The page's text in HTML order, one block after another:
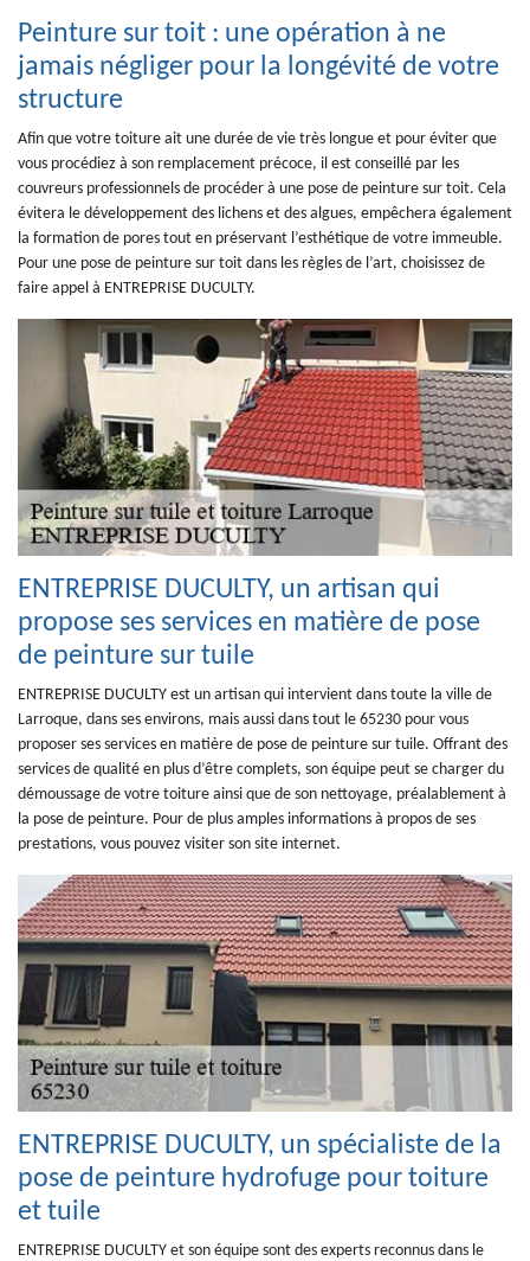
Peinture sur toit : une opération à ne
jamais négliger pour la longévité de votre
structure
Afin que votre toiture ait une durée de vie très longue et pour éviter que
vous procédiez à son remplacement précoce, il est conseillé par les
couvreurs professionnels de procéder à une pose de peinture sur toit. Cela
évitera le développement des lichens et des algues, empêchera également
la formation de pores tout en préservant l’esthétique de votre immeuble.
Pour une pose de peinture sur toit dans les règles de l’art, choisissez de
faire appel à ENTREPRISE DUCULTY.
ENTREPRISE DUCULTY, un artisan qui
propose ses services en matière de pose
de peinture sur tuile
ENTREPRISE DUCULTY est un artisan qui intervient dans toute la ville de
Larroque, dans ses environs, mais aussi dans tout le 65230 pour vous
proposer ses services en matière de pose de peinture sur tuile. Offrant des
services de qualité en plus d’être complets, son équipe peut se charger du
démoussage de votre toiture ainsi que de son nettoyage, préalablement à
la pose de peinture. Pour de plus amples informations à propos de ses
prestations, vous pouvez visiter son site internet.
ENTREPRISE DUCULTY, un spécialiste de la
pose de peinture hydrofuge pour toiture
et tuile
ENTREPRISE DUCULTY et son équipe sont des experts reconnus dans le